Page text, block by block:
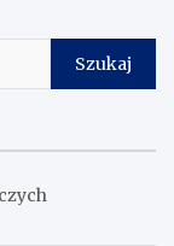
Szukaj